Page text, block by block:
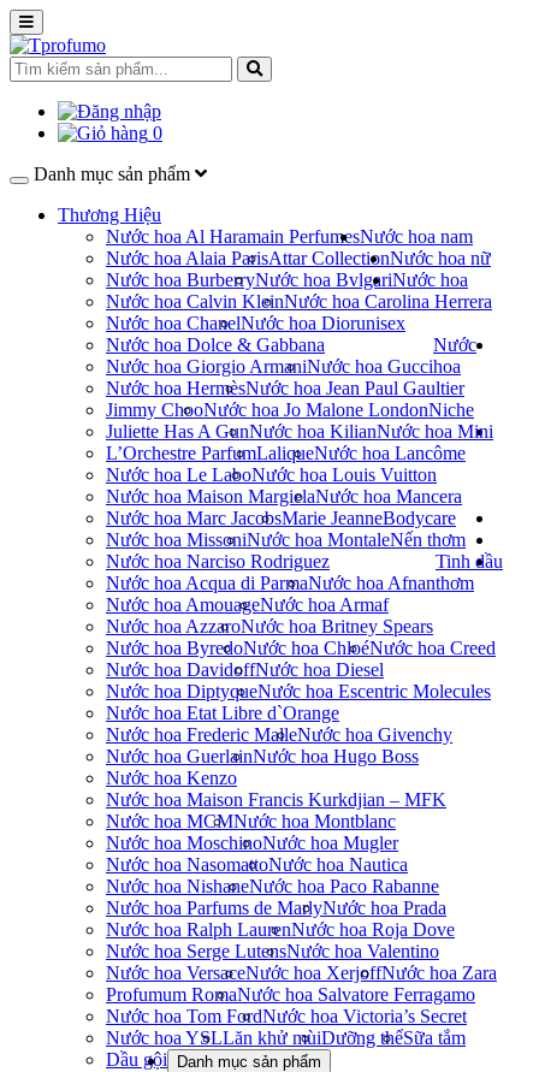
0
Danh mục sản phẩm
Thương Hiệu
Nước hoa Al Haramain Perfumes
Nước hoa Alaia ParisAttar Collection
Nước hoa BurberryNước hoa Bvlgari
Nước hoa Calvin KleinNước hoa Carolina Herrera
Nước hoa ChanelNước hoa Dior
Nước hoa Dolce & Gabbana
Nước hoa Giorgio ArmaniNước hoa Gucci
Nước hoa HermèsNước hoa Jean Paul Gaultier
Jimmy ChooNước hoa Jo Malone London
Juliette Has A GunNước hoa Kilian
L’Orchestre ParfumLaliqueNước hoa Lancôme
Nước hoa Le LaboNước hoa Louis Vuitton
Nước hoa Maison MargielaNước hoa Mancera
Nước hoa Marc JacobsMarie Jeanne
Nước hoa MissoniNước hoa Montale
Nước hoa Narciso Rodriguez
Nước hoa Acqua di ParmaNước hoa Afnan
Nước hoa AmouageNước hoa Armaf
Nước hoa AzzaroNước hoa Britney Spears
Nước hoa ByredoNước hoa ChloéNước hoa Creed
Nước hoa DavidoffNước hoa Diesel
Nước hoa DiptyqueNước hoa Escentric Molecules
Nước hoa Etat Libre d`Orange
Nước hoa Frederic MalleNước hoa Givenchy
Nước hoa GuerlainNước hoa Hugo Boss
Nước hoa Kenzo
Nước hoa Maison Francis Kurkdjian – MFK
Nước hoa MCMNước hoa Montblanc
Nước hoa MoschinoNước hoa Mugler
Nước hoa NasomattoNước hoa Nautica
Nước hoa NishaneNước hoa Paco Rabanne
Nước hoa Parfums de MarlyNước hoa Prada
Nước hoa Ralph LaurenNước hoa Roja Dove
Nước hoa Serge LutensNước hoa Valentino
Nước hoa VersaceNước hoa XerjoffNước hoa Zara
Profumum RomaNước hoa Salvatore Ferragamo
Nước hoa Tom FordNước hoa Victoria’s Secret
Nước hoa YSL
Nước hoa nam
Nước hoa nữ
Nước hoa
unisex
Nước
hoa
Niche
Nước hoa Mini
Bodycare
Lăn khử mùiDưỡng thểSữa tắm
Dầu gội
Nến thơm
Tinh dầu
thơm
Danh mục sản phẩm